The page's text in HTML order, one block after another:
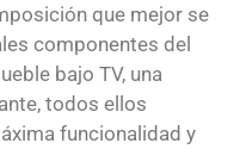
que mejor se
componentes del
bajo TV, una
todos ellos
funcionalidad y